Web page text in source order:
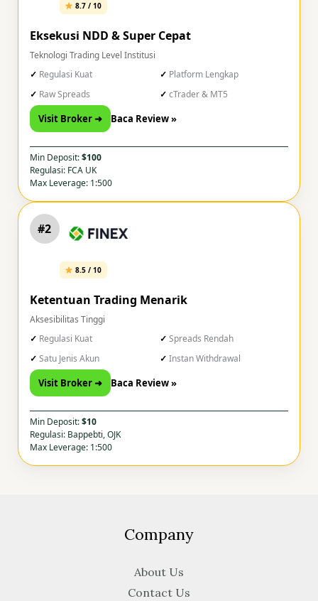
8.7 / 10
Eksekusi NDD & Super Cepat
Teknologi Trading Level Institusi
Regulasi Kuat
Platform Lengkap
Raw Spreads
cTrader & MT5
Visit Broker ➜ Baca Review »
Min Deposit:$100
Regulasi: FCA UK
Max Leverage: 1:500
#2
8.5 / 10
Ketentuan Trading Menarik
Aksesibilitas Tinggi
Regulasi Kuat
Spreads Rendah
Satu Jenis Akun
Instan Withdrawal
Visit Broker ➜ Baca Review »
Min Deposit:$10
Regulasi: Bappebti, OJK
Max Leverage: 1:500
Company
About Us
Contact Us